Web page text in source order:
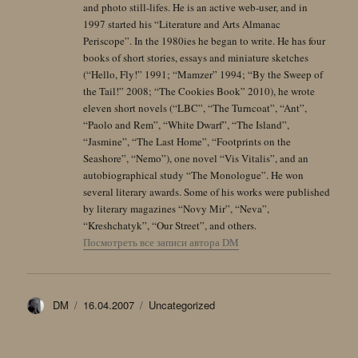
and photo still-lifes. He is an active web-user, and in
1997 started his “Literature and Arts Almanac
Periscope”. In the 1980ies he began to write. He has four
books of short stories, essays and miniature sketches
(“Hello, Fly!” 1991; “Mamzer” 1994; “By the Sweep of
the Tail!” 2008; “The Cookies Book” 2010), he wrote
eleven short novels (“LBC”, “The Turncoat”, “Ant”,
“Paolo and Rem”, “White Dwarf”, “The Island”,
“Jasmine”, “The Last Home”, “Footprints on the
Seashore”, “Nemo”), one novel “Vis Vitalis”, and an
autobiographical study “The Monologue”. He won
several literary awards. Some of his works were published
by literary magazines “Novy Mir”, “Neva”,
“Kreshchatyk”, “Our Street”, and others.
Посмотреть все записи автора DM
Автор
DM Опубликовано
16.04.2007 Рубрики
Uncategorized